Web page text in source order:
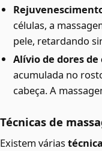
células, a
pele, retardando
Alívio de dores de
acumulada no
cabeça. A
Técnicas de
Existem várias